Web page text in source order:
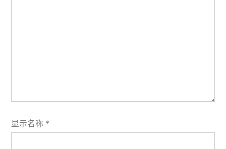
显示名称 *